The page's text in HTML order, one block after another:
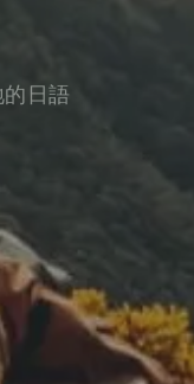
日語